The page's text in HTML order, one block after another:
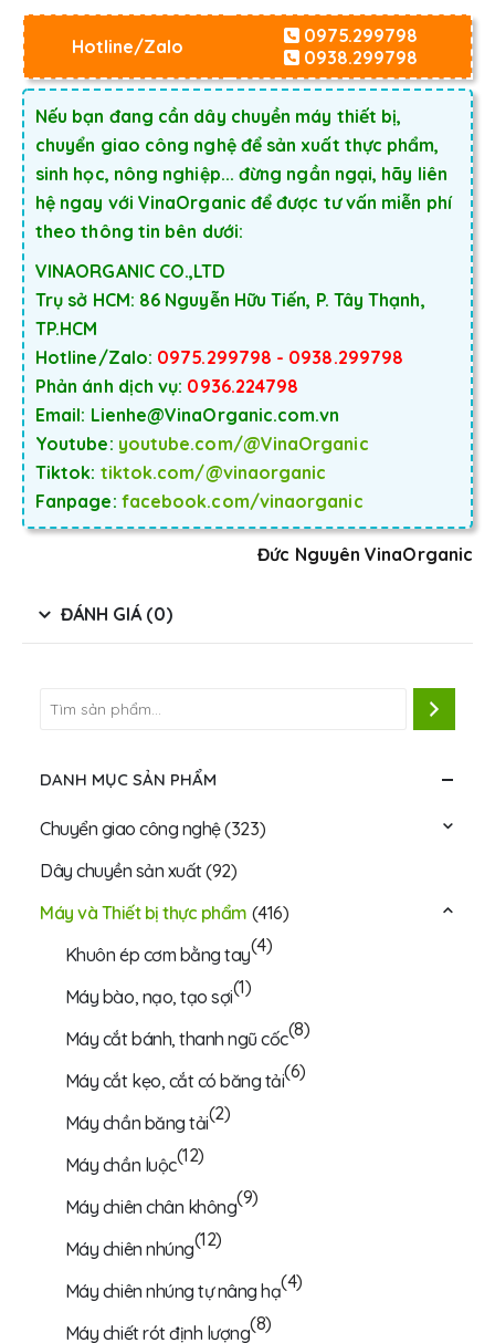
Hotline/Zalo
0975.299798
0938.299798
Nếu bạn đang cần dây chuyền máy thiết bị,
chuyển giao công nghệ để sản xuất thực phẩm,
sinh học, nông nghiệp... đừng ngần ngại, hãy liên
hệ ngay với VinaOrganic để được tư vấn miễn phí
theo thông tin bên dưới:
VINAORGANIC CO.,LTD
Trụ sở HCM: 86 Nguyễn Hữu Tiến, P. Tây Thạnh,
TP.HCM
Hotline/Zalo: 0975.299798 - 0938.299798
Phản ánh dịch vụ: 0936.224798
Email: Lienhe@VinaOrganic.com.vn
Youtube: youtube.com/@VinaOrganic
Tiktok: tiktok.com/@vinaorganic
Fanpage: facebook.com/vinaorganic
Đức Nguyên VinaOrganic
ĐÁNH GIÁ (0)
DANH MỤC SẢN PHẨM
Chuyển giao công nghệ(323)
Dây chuyền sản xuất(92)
Máy và Thiết bị thực phẩm (416)
Khuôn ép cơm bằng tay(4)
Máy bào, nạo, tạo sợi(1)
Máy cắt bánh, thanh ngũ cốc(8)
Máy cắt kẹo, cắt có băng tải(6)
Máy chần băng tải(2)
Máy chần luộc(12)
Máy chiên chân không(9)
Máy chiên nhúng(12)
Máy chiên nhúng tự nâng hạ(4)
Máy chiết rót định lượng(8)